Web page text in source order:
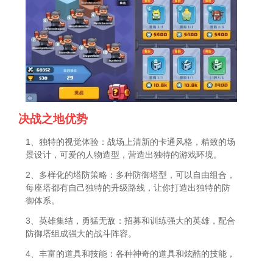
决战之地优势
1、独特的视觉体验：战场上清新的卡通风格，精致的场
景设计，可爱的人物造型，营造出独特的游戏环境。
2、多样化的塔防策略：多种防御塔型，可以自由组合，
每座塔都有自己独特的升级路线，让你打造出独特的防
御体系。
3、英雄集结，勇猛无敌：招募和训练强大的英雄，配合
防御塔组成强大的战斗阵容。
4、丰富的道具和技能：各种神奇的道具和炫酷的技能，